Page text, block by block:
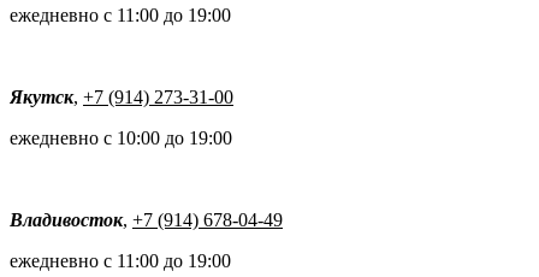
ежедневно с 11:00 до 19:00
Якутск, +7 (914) 273-31-00
ежедневно с 10:00 до 19:00
Владивосток, +7 (914) 678-04-49
ежедневно с 11:00 до 19:00